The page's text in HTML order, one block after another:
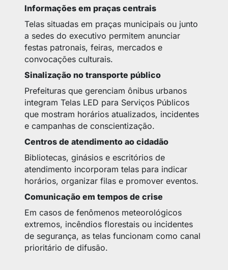
Informações em praças centrais
Telas situadas em praças municipais ou junto
a sedes do executivo permitem anunciar
festas patronais, feiras, mercados e
convocações culturais.
Sinalização no transporte público
Prefeituras que gerenciam ônibus urbanos
integram Telas LED para Serviços Públicos
que mostram horários atualizados, incidentes
e campanhas de conscientização.
Centros de atendimento ao cidadão
Bibliotecas, ginásios e escritórios de
atendimento incorporam telas para indicar
horários, organizar filas e promover eventos.
Comunicação em tempos de crise
Em casos de fenômenos meteorológicos
extremos, incêndios florestais ou incidentes
de segurança, as telas funcionam como canal
prioritário de difusão.